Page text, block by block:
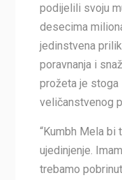
podijelili svoju
desecima
jedinstvena
poravnanja i
prožeta je stoga
veličanstvenog
“Kumbh Mela bi
ujedinjenje.
trebamo